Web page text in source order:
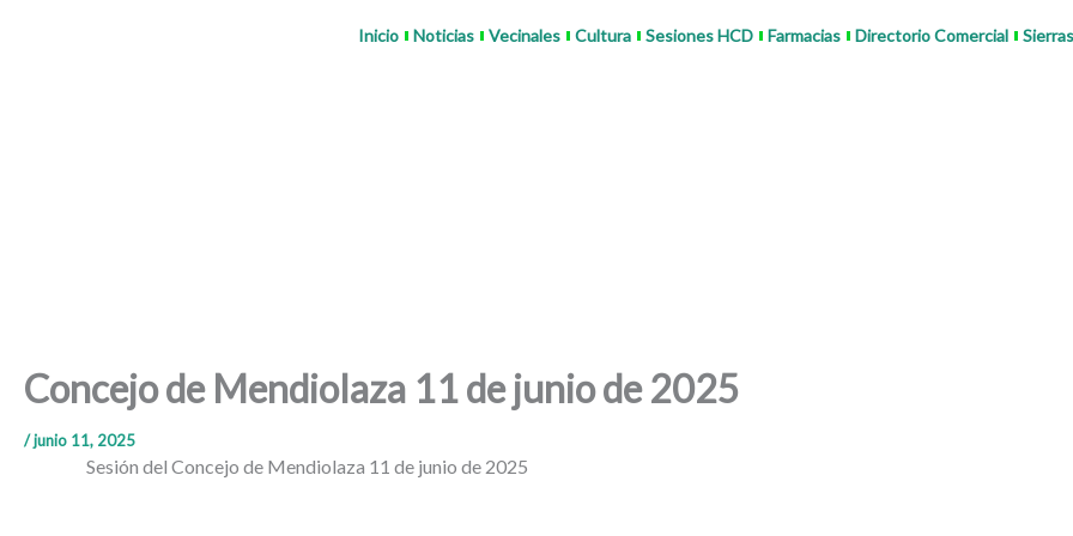
Inicio Noticias Vecinales Cultura Sesiones HCD Farmacias Directorio Comercial
Concejo de Mendiolaza 11 de junio de 2025
/junio 11, 2025
Sesión del Concejo de Mendiolaza 11 de junio de 2025